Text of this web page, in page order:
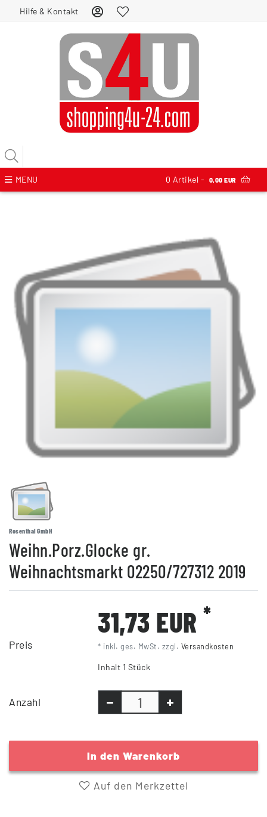
Hilfe & Kontakt
MENU 0 Artikel - 0,00 EUR
Rosenthal GmbH
Weihn.Porz.Glocke gr.
Weihnachtsmarkt 02250/727312 2019
Preis
31,73 EUR*
* inkl. ges. MwSt. zzgl. Versandkosten
Inhalt 1 Stück
Anzahl
In den Warenkorb
Auf den Merkzettel